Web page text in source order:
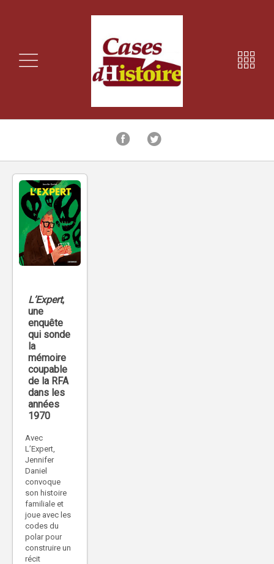
L’Expert,
une
enquête
qui sonde
la
mémoire
coupable
de la RFA
dans les
années
1970
Avec
L’Expert,
Jennifer
Daniel
convoque
son histoire
familiale et
joue avec les
codes du
polar pour
construire un
récit